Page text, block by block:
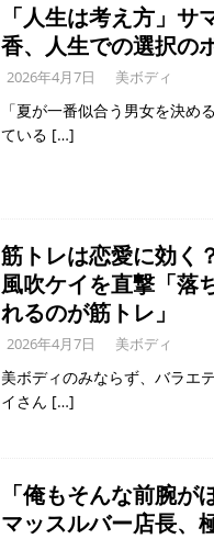
「人生は考え方」
香、人生での選択の
2026年4月7日 美ボディ
「夏が一番似合う男女を決め
ている […]
筋トレは恋愛に効
風吹ケイを直撃「落
れるのが筋トレ」
2026年4月7日 美ボディ
美ボディのみならず、バラエ
イさん […]
「俺もそんな前腕
マッスルバー店長、